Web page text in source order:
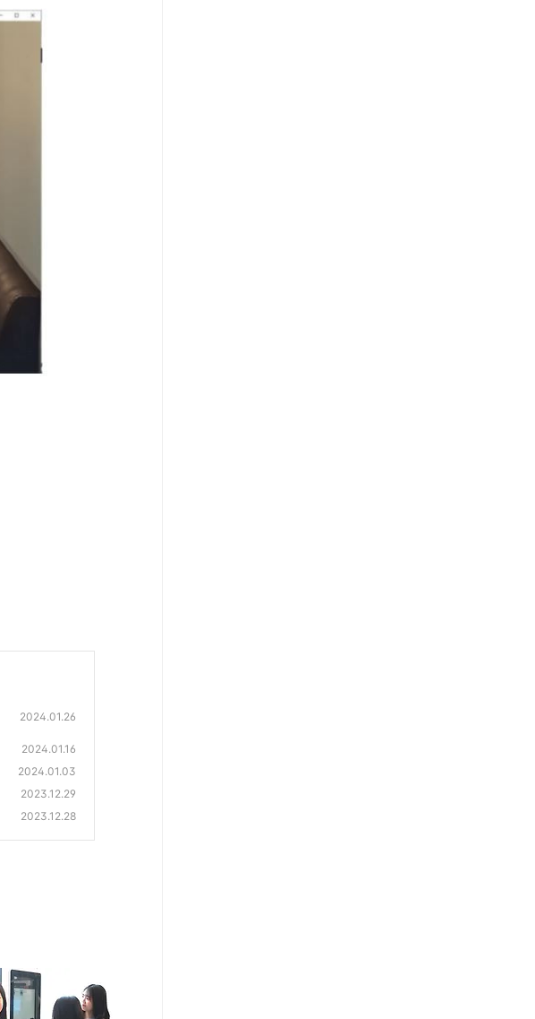
2024.01.26
2024.01.16
2024.01.03
2023.12.29
2023.12.28